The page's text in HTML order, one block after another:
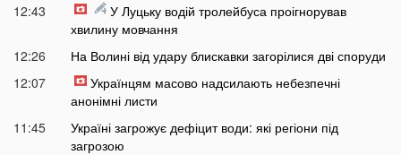
12:43
У Луцьку водій тролейбуса проігнорував
хвилину мовчання
12:26
На Волині від удару блискавки загорілися дві споруди
12:07
Українцям масово надсилають небезпечні
анонімні листи
11:45
Україні загрожує дефіцит води: які регіони під
загрозою